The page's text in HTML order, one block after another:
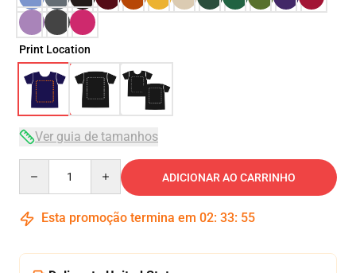
Print Location
Ver guia de tamanhos
ADICIONAR AO CARRINHO
Esta promoção termina em 02: 33: 54